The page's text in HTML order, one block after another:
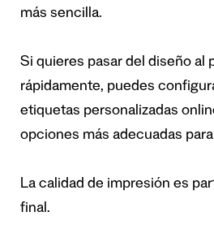
más sencilla.
Si quieres pasar del diseño al
rápidamente, puedes
etiquetas personalizadas
opciones más adecuadas
La calidad de impresión es
final.